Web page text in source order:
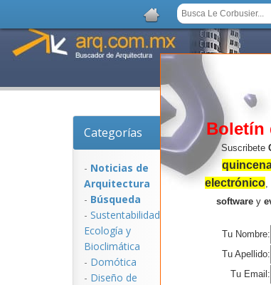
Categorías
- Noticias de
Arquitectura
- Búsqueda
- Sustentabilidad,
Ecologí­a y
Bioclimática
- Domótica
- Diseño de
Noticias
Boletín
Suscribete
electrónico,
softwarey
Tu Nombre:
Tu Apellido:
Tu Email: